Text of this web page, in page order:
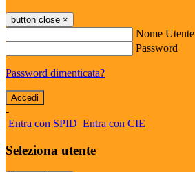
button close ×
Nome Utente
Password
Password dimenticata?
-
Entra con SPID Entra con CIE
Seleziona utente